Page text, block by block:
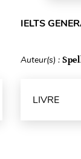
IELTS
Auteur(s) :
LIVRE